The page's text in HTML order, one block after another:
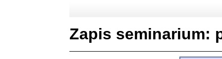
Zapis seminarium: